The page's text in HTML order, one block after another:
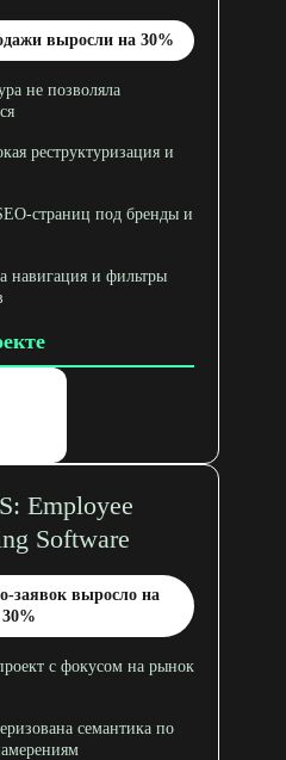
выросли на 30%
не позволяла
реструктуризация и
страниц под бренды и
навигация и фильтры
Employee
Software
заявок выросло на
30%
с фокусом на рынок
семантика по